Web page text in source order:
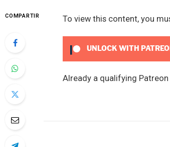
COMPARTIR To view this content, you
UNLOCK WITH
Already a qualifying